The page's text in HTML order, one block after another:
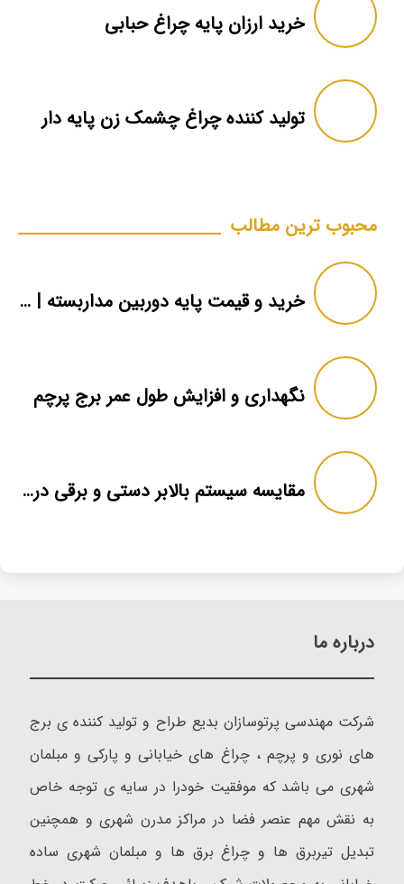
خرید ارزان پایه چراغ حبابی
تولید کننده چراغ چشمک زن پایه دار
محبوب ترین مطالب
خرید و قیمت پایه دوربین مداربسته | دکل دوربین
نگهداری و افزایش طول عمر برج پرچم
مقایسه سیستم بالابر دستی و برقی در برج پرچم
درباره ما
شرکت مهندسی پرتوسازان بدیع طراح و تولید کننده ی برج
های نوری و پرچم ، چراغ های خیابانی و پارکی و مبلمان
شهری می باشد که موفقیت خودرا در سایه ی توجه خاص
به نقش مهم عنصر فضا در مراکز مدرن شهری و همچنین
تبدیل تیربرق ها و چراغ برق ها و مبلمان شهری ساده